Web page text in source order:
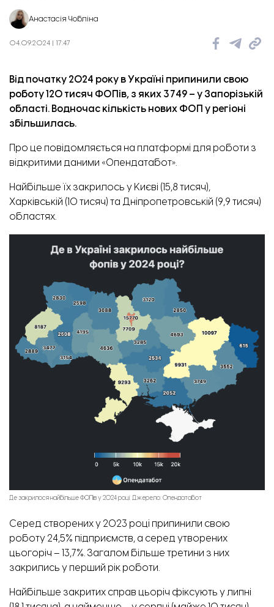
Динаміка вартості квартир у Запоріжжі. Фото: Лун Місто
Середня ціна однокімнатної квартири на вторинному ринку в Україні. Фото: Лун місто
Анастасія Чобліна
04.09.2024 | 17:47
Від початку 2024 року в Україні припинили свою
роботу 120 тисяч ФОПів, з яких 3 749 – у Запорізькій
області. Водночас кількість нових ФОП у регіоні
збільшилась.
Про це повідомляється на платформі для роботи з
відкритими даними «Опендатабот».
Найбільше їх закрилось у Києві (15,8 тисяч),
Харківській (10 тисяч) та Дніпропетровській (9,9 тисяч)
областях.
Де закрилося найбільше ФОПів у 2024 році. Джерело: Опендатабот
Серед створених у 2023 році припинили свою
роботу 24,5% підприємств, а серед утворених
цьогоріч – 13,7%. Загалом більше третини з них
закрились у перший рік роботи.
Найбільше закритих справ цьоріч фіксують у липні